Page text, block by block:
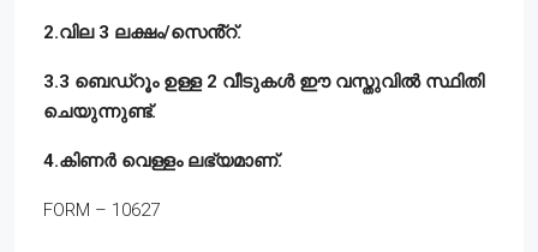
2.വില 3 ലക്ഷം/സെൻ്റ്.
3.3 ബെഡ്‌റൂം ഉള്ള 2 വീടുകൾ ഈ വസ്തുവിൽ സ്ഥിതി
ചെയുന്നുണ്ട്.
4.കിണർ വെള്ളം ലഭ്യമാണ്.
FORM – 10627